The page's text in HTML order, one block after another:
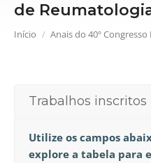
de
Você está aqui:
Início Anais do 40º
Trabalhos inscritos
Utilize os campos
explore a tabela para